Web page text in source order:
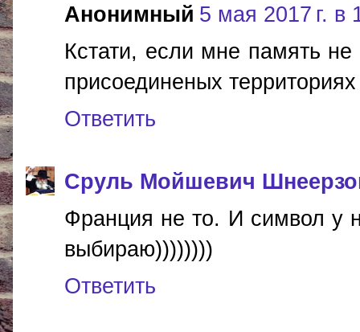
Анонимный 5 мая 2017 г. в
Кстати, если мне память
присоединеных
Ответить
Сруль Мойшевич
Франция не то. И символ у
выбираю))))))))
Ответить